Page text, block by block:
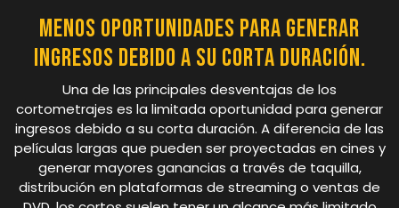
Menos oportunidades para generar
ingresos debido a su corta duración.
Una de las principales desventajas de los
cortometrajes es la limitada oportunidad para generar
ingresos debido a su corta duración. A diferencia de las
películas largas que pueden ser proyectadas en cines y
generar mayores ganancias a través de taquilla,
distribución en plataformas de streaming o ventas de